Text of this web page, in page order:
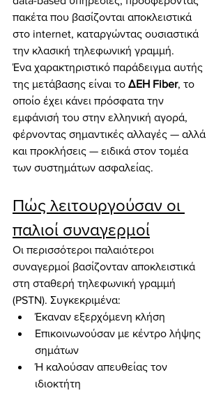
πακέτα που βασίζονται αποκλειστικά
στο internet, καταργώντας ουσιαστικά
την κλασική τηλεφωνική γραμμή.
Ένα χαρακτηριστικό παράδειγμα αυτής
της μετάβασης είναι το ΔΕΗ Fiber, το
οποίο έχει κάνει πρόσφατα την
εμφάνισή του στην ελληνική αγορά,
φέρνοντας σημαντικές αλλαγές — αλλά
και προκλήσεις — ειδικά στον τομέα
των συστημάτων ασφαλείας.
Πώς λειτουργούσαν οι
παλιοί συναγερμοί
Οι περισσότεροι παλαιότεροι
συναγερμοί βασίζονταν αποκλειστικά
στη σταθερή τηλεφωνική γραμμή
(PSTN). Συγκεκριμένα:
Έκαναν εξερχόμενη κλήση
Επικοινωνούσαν με κέντρο λήψης
σημάτων
Ή καλούσαν απευθείας τον
ιδιοκτήτη